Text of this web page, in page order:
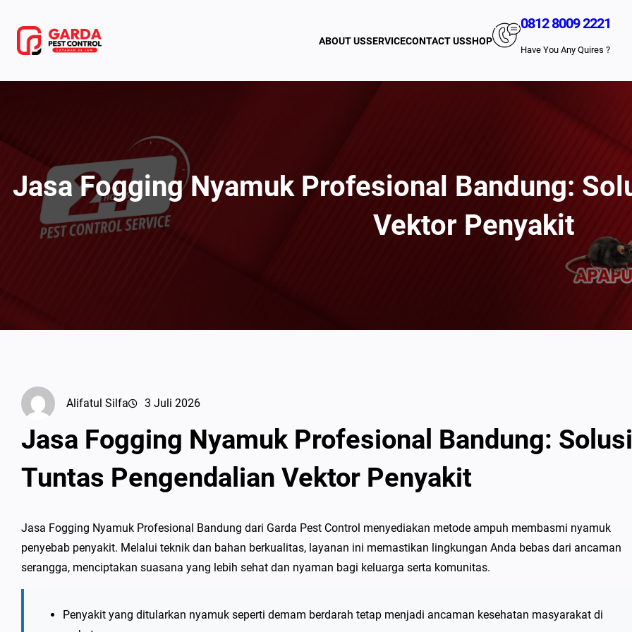
konten
ABOUT USSERVICECONTACT USSHOP
0812 8009 2221
Have You Any Quires ?
Jasa Fogging Nyamuk Profesional Bandung:
Vektor Penyakit
Alifatul Silfa 3 Juli 2026
Jasa Fogging Nyamuk Profesional Bandung: Solusi
Tuntas Pengendalian Vektor Penyakit
Jasa Fogging Nyamuk Profesional Bandung dari Garda Pest Control menyediakan metode ampuh membasmi nyamuk
penyebab penyakit. Melalui teknik dan bahan berkualitas, layanan ini memastikan lingkungan Anda bebas dari ancaman
serangga, menciptakan suasana yang lebih sehat dan nyaman bagi keluarga serta komunitas.
Penyakit yang ditularkan nyamuk seperti demam berdarah tetap menjadi ancaman kesehatan masyarakat di